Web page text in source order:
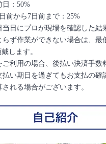
日：50%
前から7日前まで：25%
当日にプロが現場を確認した結
らず作業ができない場合は、最
します。
ご利用の場合、後払い決済手数
払い期日を過ぎてもお支払の確
れる場合がございます。